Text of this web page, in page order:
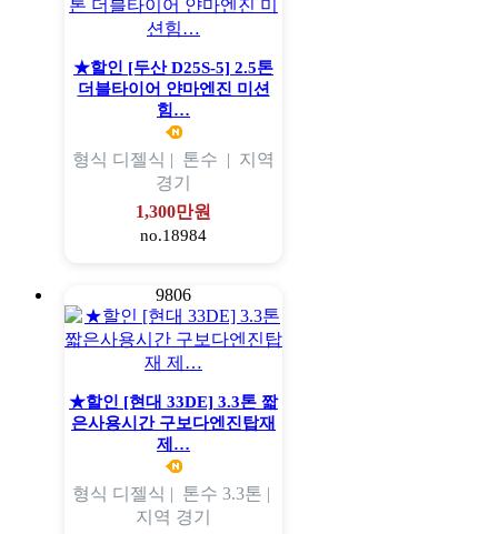
★할인 [두산 D25S-5] 2.5톤
더블타이어 얀마엔진 미션
힘…
형식 디젤식 | 톤수 | 지역
경기
1,300만원
no.18984
9806
★할인 [현대 33DE] 3.3톤 짧
은사용시간 구보다엔진탑재
제…
형식 디젤식 | 톤수 3.3톤 |
지역 경기